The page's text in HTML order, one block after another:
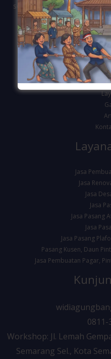
sejak tahun 2016 dan telah
pemerintahan, swasta
Jasa
Jasa
Jasa
Jasa
Jasa Pasang
Jasa
Jasa Pasang
Pasang Kusen, Daun
Jasa Pembuatan Pagar,
0811-
Workshop: Jl. Lemah
Semarang Sel., Kota